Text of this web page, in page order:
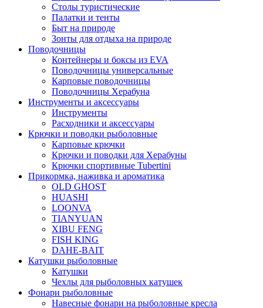
Столы туристические
Палатки и тенты
Быт на природе
Зонты для отдыха на природе
Поводочницы
Контейнеры и боксы из EVA
Поводочницы универсальные
Карповые поводочницы
Поводочницы Херабуна
Инструменты и аксессуары
Инструменты
Расходники и аксессуары
Крючки и поводки рыболовные
Карповые крючки
Крючки и поводки для Херабуны
Крючки спортивные Tubertini
Прикормка, наживка и ароматика
OLD GHOST
HUASHI
LOONVA
TIANYUAN
XIBU FENG
FISH KING
DAHE-BAIT
Катушки рыболовные
Катушки
Чехлы для рыболовных катушек
Фонари рыболовные
Навесные фонари на рыболовные кресла